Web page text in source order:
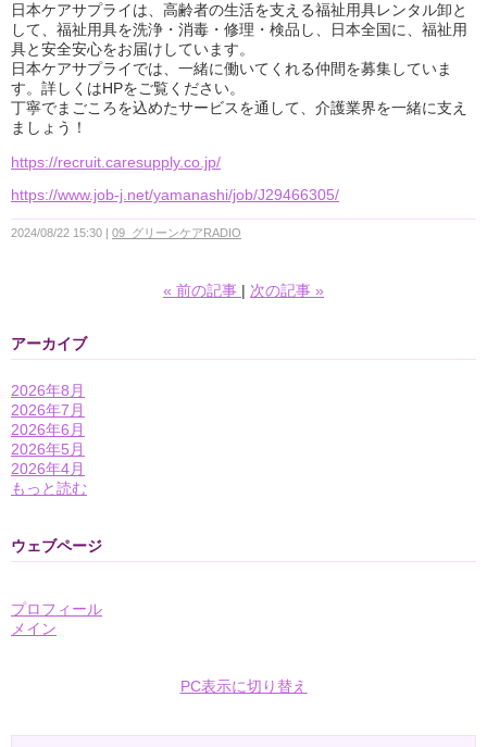
日本ケアサプライは、高齢者の生活を支える福祉用具レンタル卸と
して、福祉用具を洗浄・消毒・修理・検品し、日本全国に、福祉用
具と安全安心をお届けしています。
日本ケアサプライでは、一緒に働いてくれる仲間を募集していま
す。詳しくはHPをご覧ください。
丁寧でまごころを込めたサービスを通して、介護業界を一緒に支え
ましょう！
https://recruit.caresupply.co.jp/
https://www.job-j.net/yamanashi/job/J29466305/
2024/08/22 15:30 09_グリーンケアRADIO
« 前の記事 次の記事 »
アーカイブ
2026年8月
2026年7月
2026年6月
2026年5月
2026年4月
もっと読む
ウェブページ
プロフィール
メイン
PC表示に切り替え